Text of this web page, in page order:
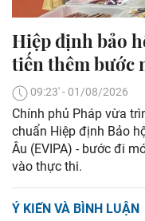
Hiệp định bảo
tiến thêm bước
09:23' - 01/08/2026
Chính phủ Pháp vừa
chuẩn Hiệp định Bảo
Âu (EVIPA) - bước đi
vào thực thi.
Ý KIẾN VÀ BÌNH LUẬN